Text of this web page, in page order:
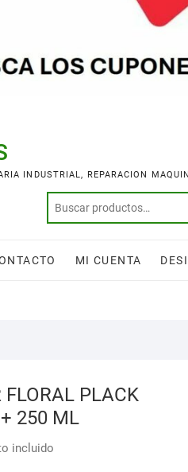
INDUSTRIAL, REPARACION
MI CUENTA
PLACK
250 ML
incluido